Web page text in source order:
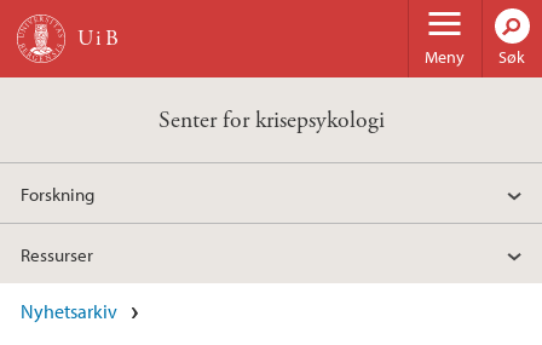
Hopp til hovedinnhold
Meny Søk
Senter for krisepsykologi
Forskning
Ressurser
Nyhetsarkiv